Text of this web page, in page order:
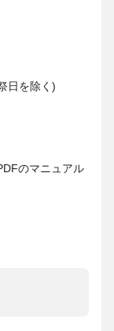
日を除く)
のマニュアル